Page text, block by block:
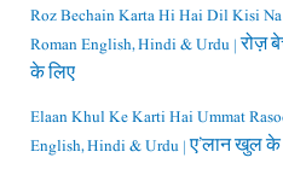
Roz Bechain Karta Hi Hai Dil Kisi
Roman English, Hindi & Urdu |
के लिए
Elaan Khul Ke Karti Hai Ummat
English, Hindi & Urdu | ए’लान खुल